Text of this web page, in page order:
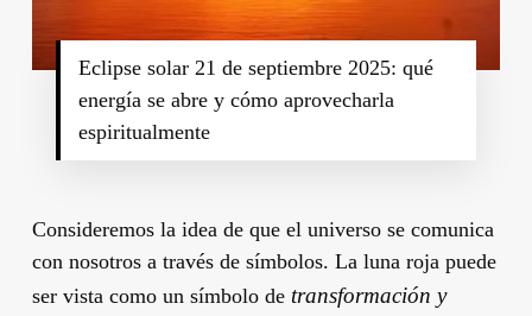
Eclipse solar 21 de septiembre 2025: qué
energía se abre y cómo aprovecharla
espiritualmente
Consideremos la idea de que el universo se comunica
con nosotros a través de símbolos. La luna roja puede
ser vista como un símbolo de transformación y